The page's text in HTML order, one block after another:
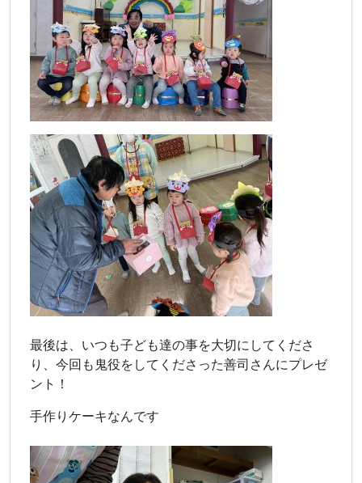
最後は、いつも子ども達の事を大切にしてくださ
り、今回も鬼役をしてくださった善司さんにプレゼ
ント！
手作りケーキなんです